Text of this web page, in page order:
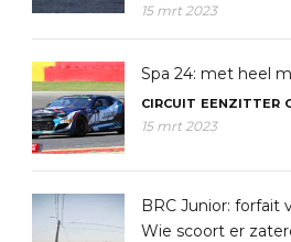
15 mrt 2023
Spa 24: met heel
CIRCUIT EENZITTER
15 mrt 2023
BRC Junior: forfait
Wie scoort er